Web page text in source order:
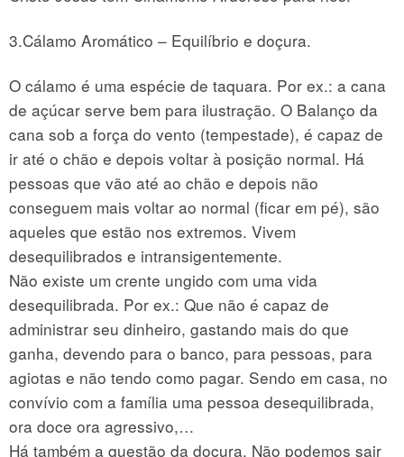
3.Cálamo Aromático – Equilíbrio e doçura.
O cálamo é uma espécie de taquara. Por ex.: a cana
de açúcar serve bem para ilustração. O Balanço da
cana sob a força do vento (tempestade), é capaz de
ir até o chão e depois voltar à posição normal. Há
pessoas que vão até ao chão e depois não
conseguem mais voltar ao normal (ficar em pé), são
aqueles que estão nos extremos. Vivem
desequilibrados e intransigentemente.
Não existe um crente ungido com uma vida
desequilibrada. Por ex.: Que não é capaz de
administrar seu dinheiro, gastando mais do que
ganha, devendo para o banco, para pessoas, para
agiotas e não tendo como pagar. Sendo em casa, no
convívio com a família uma pessoa desequilibrada,
ora doce ora agressivo,…
Há também a questão da doçura. Não podemos sair